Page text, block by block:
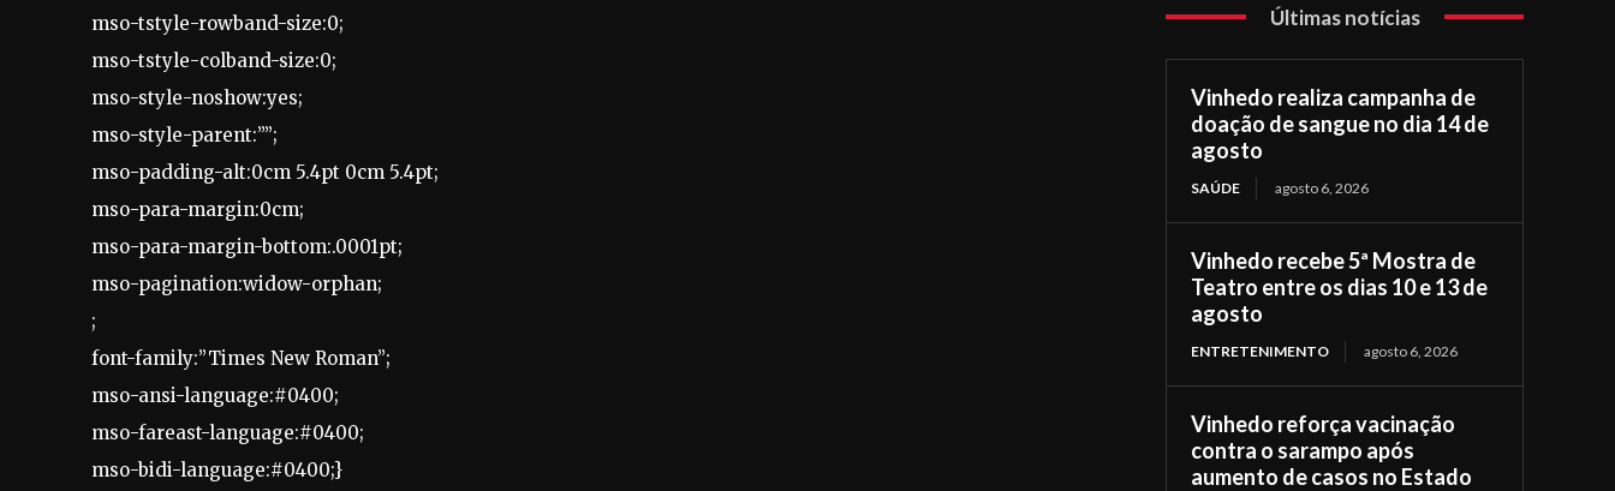
mso-tstyle-rowband-size:0;
mso-tstyle-colband-size:0;
mso-style-noshow:yes;
mso-style-parent:””;
mso-padding-alt:0cm 5.4pt 0cm 5.4pt;
mso-para-margin:0cm;
mso-para-margin-bottom:.0001pt;
mso-pagination:widow-orphan;
;
font-family:”Times New Roman”;
mso-ansi-language:#0400;
mso-fareast-language:#0400;
mso-bidi-language:#0400;}
Últimas notícias
Vinhedo realiza campanha de
doação de sangue no dia 14 de
agosto
SAÚDE agosto 6, 2026
Vinhedo recebe 5ª Mostra de
Teatro entre os dias 10 e 13 de
agosto
ENTRETENIMENTO agosto 6, 2026
Vinhedo reforça vacinação
contra o sarampo após
aumento de casos no Estado